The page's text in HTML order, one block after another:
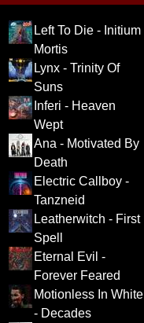
Left To Die - Initium
Mortis
Lynx - Trinity Of
Suns
Inferi - Heaven
Wept
Ana - Motivated By
Death
Electric Callboy -
Tanzneid
Leatherwitch - First
Spell
Eternal Evil -
Forever Feared
Motionless In White
- Decades